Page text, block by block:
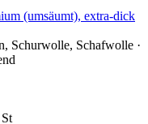
(umsäumt), extra-dick
Schurwolle, Schafwolle ·